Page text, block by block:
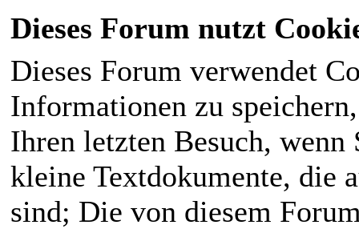
Dieses Forum nutzt
Dieses Forum verwendet
Informationen zu
Ihren letzten Besuch,
kleine Textdokumente, die
sind; Die von diesem